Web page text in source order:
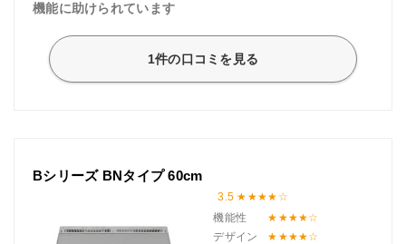
機能に助けられています
1件の口コミを見る
Bシリーズ BNタイプ 60cm
3.5
機能性
デザイン